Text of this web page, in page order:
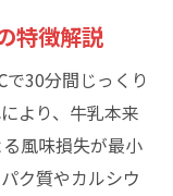
の楽しみ方
ューの提案
味の世界
特徴解説
30分間じっくり
より、牛乳本来
風味損失が最小
ク質やカルシウ